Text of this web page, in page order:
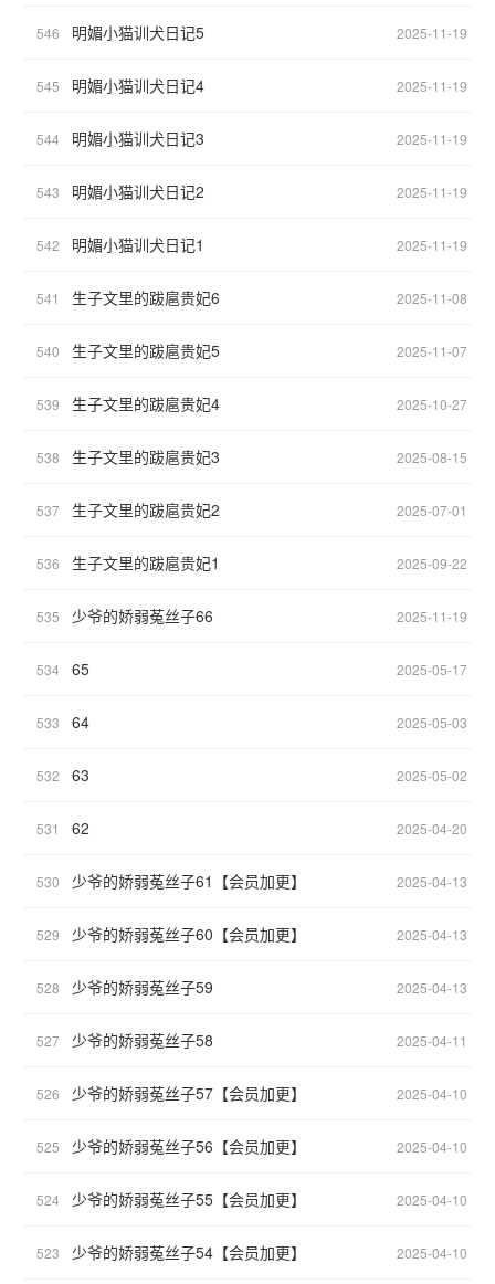
546 明媚小猫训犬日记5 2025-11-19
545 明媚小猫训犬日记4 2025-11-19
544 明媚小猫训犬日记3 2025-11-19
543 明媚小猫训犬日记2 2025-11-19
542 明媚小猫训犬日记1 2025-11-19
541 生子文里的跋扈贵妃6 2025-11-08
540 生子文里的跋扈贵妃5 2025-11-07
539 生子文里的跋扈贵妃4 2025-10-27
538 生子文里的跋扈贵妃3 2025-08-15
537 生子文里的跋扈贵妃2 2025-07-01
536 生子文里的跋扈贵妃1 2025-09-22
535 少爷的娇弱菟丝子66 2025-11-19
534 65 2025-05-17
533 64 2025-05-03
532 63 2025-05-02
531 62 2025-04-20
530 少爷的娇弱菟丝子61【会员加更】 2025-04-13
529 少爷的娇弱菟丝子60【会员加更】 2025-04-13
528 少爷的娇弱菟丝子59 2025-04-13
527 少爷的娇弱菟丝子58 2025-04-11
526 少爷的娇弱菟丝子57【会员加更】 2025-04-10
525 少爷的娇弱菟丝子56【会员加更】 2025-04-10
524 少爷的娇弱菟丝子55【会员加更】 2025-04-10
523 少爷的娇弱菟丝子54【会员加更】 2025-04-10